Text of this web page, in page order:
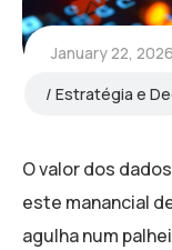
January 22, 2026
Estratégia e
O valor dos
este manancial
agulha num